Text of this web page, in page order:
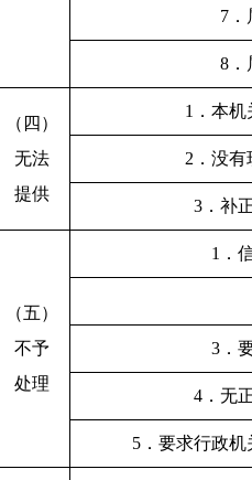
7．
8．
（四）
无法
提供
1．本
2．没
3．补
（五）
不予
处理
1．
3．
4．无
5．要求行政